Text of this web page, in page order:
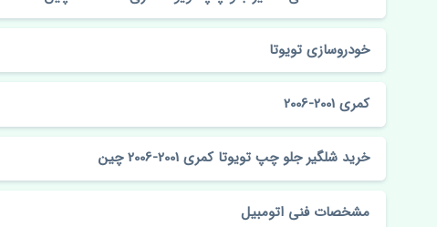
خودروسازی تویوتا
کمری 2001-2006
خرید شلگیر جلو چپ تویوتا کمری 2001-2006 چین
مشخصات فنی اتومبیل